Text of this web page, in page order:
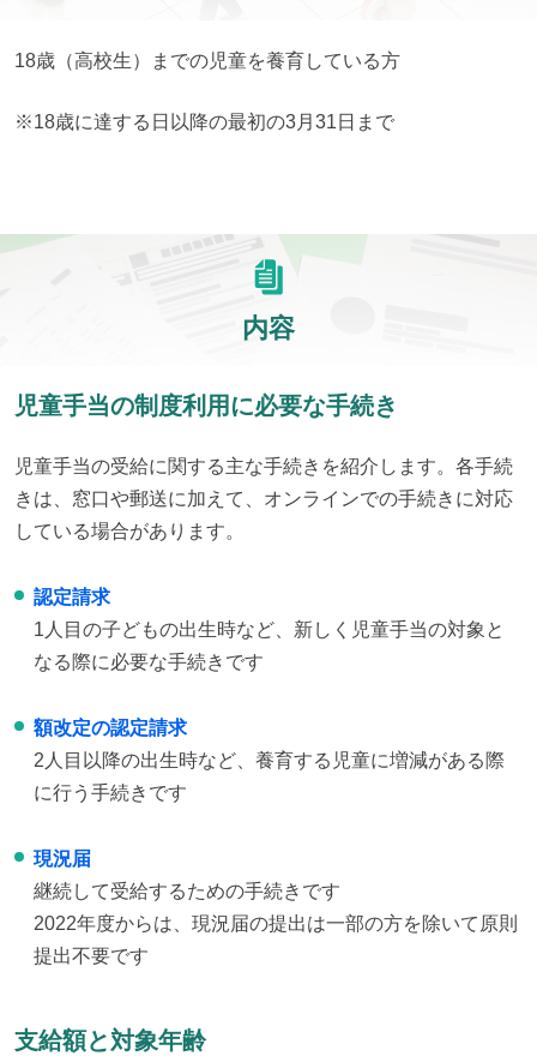
18歳（高校生）までの児童を養育している方
※18歳に達する日以降の最初の3月31日まで
内容
児童手当の制度利用に必要な手続き
児童手当の受給に関する主な手続きを紹介します。各手続
きは、窓口や郵送に加えて、オンラインでの手続きに対応
している場合があります。
認定請求
1人目の子どもの出生時など、新しく児童手当の対象と
なる際に必要な手続きです
額改定の認定請求
2人目以降の出生時など、養育する児童に増減がある際
に行う手続きです
現況届
継続して受給するための手続きです
2022年度からは、現況届の提出は一部の方を除いて原則
提出不要です
支給額と対象年齢